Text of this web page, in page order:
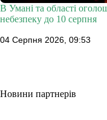
В Умані та області
небезпеку до 10 серпня
04 Серпня 2026, 09:53
Новини партнерів